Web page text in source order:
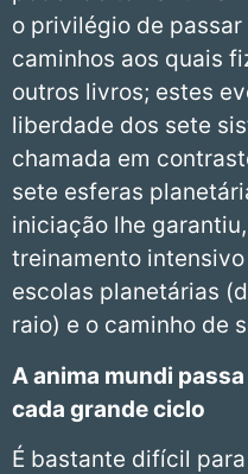
o privilégio de
caminhos aos quais
outros livros; estes
liberdade dos sete
chamada em
sete esferas
iniciação lhe
treinamento
escolas planetárias
raio) e o caminho de
A anima mundi
cada grande ciclo
É bastante difícil